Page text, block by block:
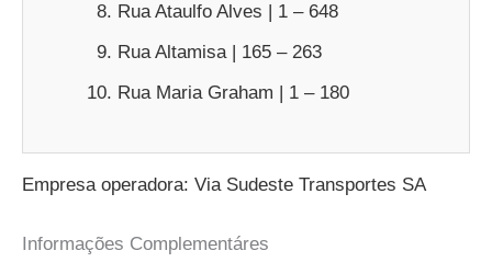
Rua Ataulfo Alves | 1 – 648
Rua Altamisa | 165 – 263
Rua Maria Graham | 1 – 180
Empresa operadora: Via Sudeste Transportes SA
Informações Complementáres